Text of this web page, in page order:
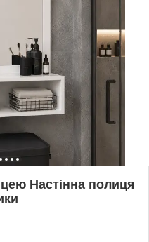
Настінна полиця